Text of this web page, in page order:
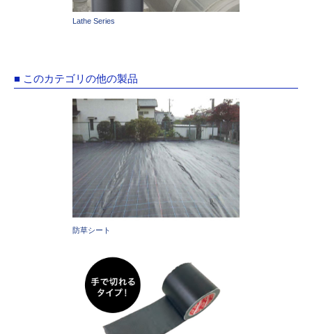
Lathe Series
■ このカテゴリの他の製品
防草シート